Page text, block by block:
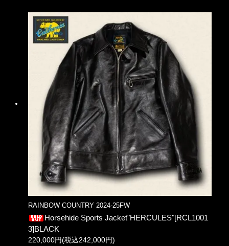
RAINBOW COUNTRY 2024-25FW
Horsehide Sports Jacket"HERCULES"[RCL1001
3]BLACK
220,000円(税込242,000円)